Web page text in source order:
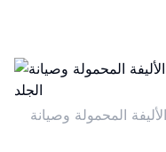
المحمولة وصيانة